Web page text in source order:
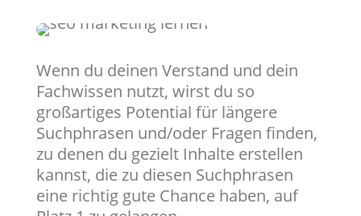
Wenn du deinen Verstand und dein
Fachwissen nutzt, wirst du so
großartiges Potential für längere
Suchphrasen und/oder Fragen finden,
zu denen du gezielt Inhalte erstellen
kannst, die zu diesen Suchphrasen
eine richtig gute Chance haben, auf